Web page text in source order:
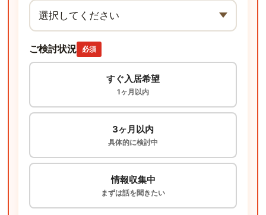
ご検討状況 必須
すぐ入居希望
1ヶ月以内
3ヶ月以内
具体的に検討中
情報収集中
まずは話を聞きたい